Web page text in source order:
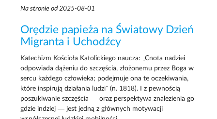
Na stronie od 2025-08-01
Orędzie papieża na Światowy Dzień
Migranta i Uchodźcy
Katechizm Kościoła Katolickiego naucza: „Cnota nadziei
odpowiada dążeniu do szczęścia, złożonemu przez Boga w
sercu każdego człowieka; podejmuje ona te oczekiwania,
które inspirują działania ludzi” (n. 1818). I z pewnością
poszukiwanie szczęścia — oraz perspektywa znalezienia go
gdzie indziej — jest jedną z głównych motywacji